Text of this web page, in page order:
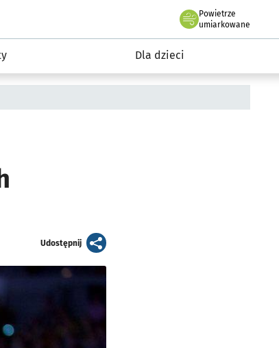
Powietrze
we Wrocławiu
umiarkowane
Dla dzieci
Udostępnijartykuł